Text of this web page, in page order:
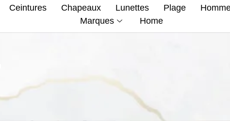
Ceintures Chapeaux Lunettes Plage
Marques
Home